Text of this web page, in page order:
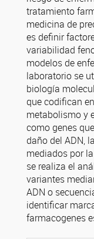
tratamiento
medicina de
es definir
variabilidad
modelos de
laboratorio se
biología
que codifican
metabolismo y
como genes
daño del ADN,
mediados por
se realiza el
variantes
ADN o
identificar
farmacogenes